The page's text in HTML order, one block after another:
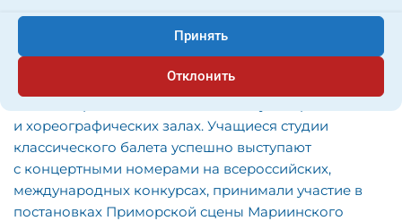
Принять
Отклонить
концертная практика.
и хореографических залах. Учащиеся студии
классического балета успешно выступают
с концертными номерами на всероссийских,
международных конкурсах, принимали участие в
постановках Приморской сцены Мариинского